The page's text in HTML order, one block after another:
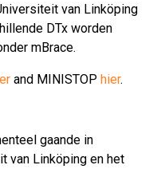
van Linköping
DTx worden
mBrace.
and MINISTOP hier.
gaande in
van Linköping en het